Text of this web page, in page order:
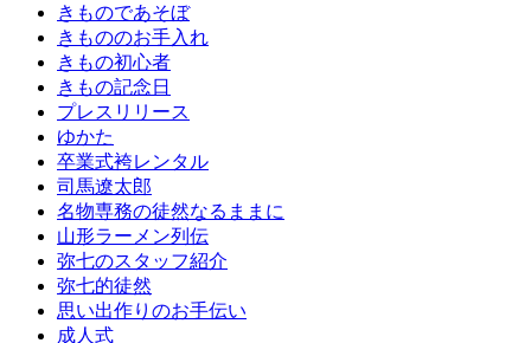
きものであそぼ
きもののお手入れ
きもの初心者
きもの記念日
プレスリリース
ゆかた
卒業式袴レンタル
司馬遼太郎
名物専務の徒然なるままに
山形ラーメン列伝
弥七のスタッフ紹介
弥七的徒然
思い出作りのお手伝い
成人式